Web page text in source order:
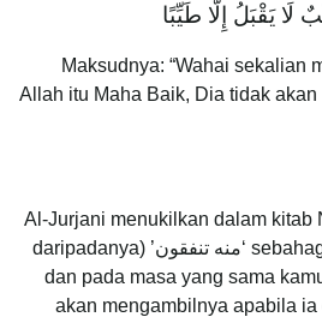
لَا يَقْبَلُ إِلَّا طَيِّبًا
Maksudnya: “Wahai sekalian
Allah itu Maha Baik, Dia tidak
Al-Jurjani menukilkan dalam kitab
sebahagian orang berkata lafaz ‘منه تنفقون’ (daripadanya
kamu dermakan) dan pada masa yang sama
akan mengambilnya apabila